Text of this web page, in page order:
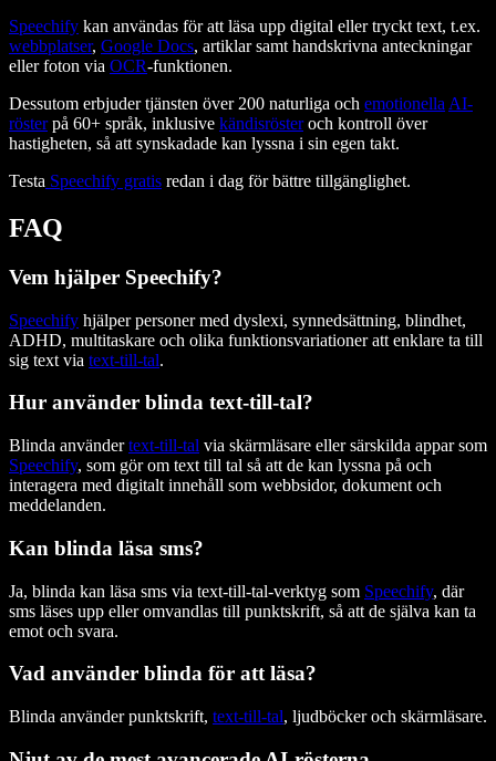
Speechify kan användas för att läsa upp digital eller tryckt text, t.ex.
webbplatser, Google Docs, artiklar samt handskrivna anteckningar
eller foton via OCR-funktionen.
Dessutom erbjuder tjänsten över 200 naturliga och emotionella AI-
rösterpå 60+ språk, inklusive kändisrösteroch kontroll över
hastigheten, så att synskadade kan lyssna i sin egen takt.
Testa Speechify gratis redan i dag för bättre tillgänglighet.
FAQ
Vem hjälper Speechify?
Speechify hjälper personer med dyslexi, synnedsättning, blindhet,
ADHD, multitaskare och olika funktionsvariationer att enklare ta till
sig text via text-till-tal.
Hur använder blinda text-till-tal?
Blinda användertext-till-tal via skärmläsare eller särskilda appar som
Speechify, som gör om text till tal så att de kan lyssna på och
interagera med digitalt innehåll som webbsidor, dokument och
meddelanden.
Kan blinda läsa sms?
Ja, blinda kan läsa sms via text-till-tal-verktyg som Speechify, där
sms läses upp eller omvandlas till punktskrift, så att de själva kan ta
emot och svara.
Vad använder blinda för att läsa?
Blinda använder punktskrift, text-till-tal, ljudböcker och skärmläsare.